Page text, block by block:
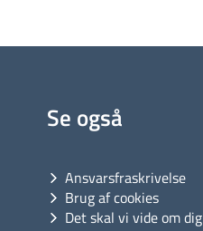
Se også
Ansvarsfraskrivelse
Brug af cookies
Det skal vi vide om dig